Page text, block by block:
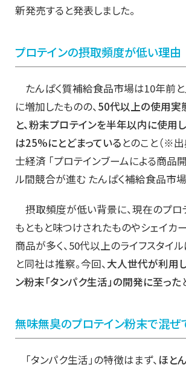
新発売すると発表しました。
プロテインの摂取頻度が低い理由
たんぱく質補給食品市場は10年前
に増加したものの、50代以上の使用実
と、粉末プロテインを半年以内に使用
は25%にとどまっているとのこと（※
士経済 「プロテインブームによる商品
ル間競合が進む たんぱく補給食品市場
摂取頻度が低い背景に、現在のプロ
もともと味つけされたものやシェイカ
商品が多く、50代以上のライフスタイ
と同社は推察。今回、大人世代が利用
ン粉末「タンパク生活」の開発に至った
無味無臭のプロテイン粉末で混ぜ
「タンパク生活」の特徴はまず、 ほと